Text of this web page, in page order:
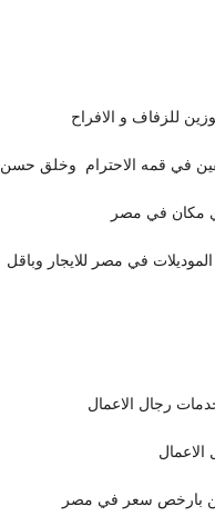
للزفاف و الافراح
في قمه الاحترام وخلق حسن
مكان في مصر
في مصر للايجار وباقل
رجال الاعمال
بارخص سعر في مصر